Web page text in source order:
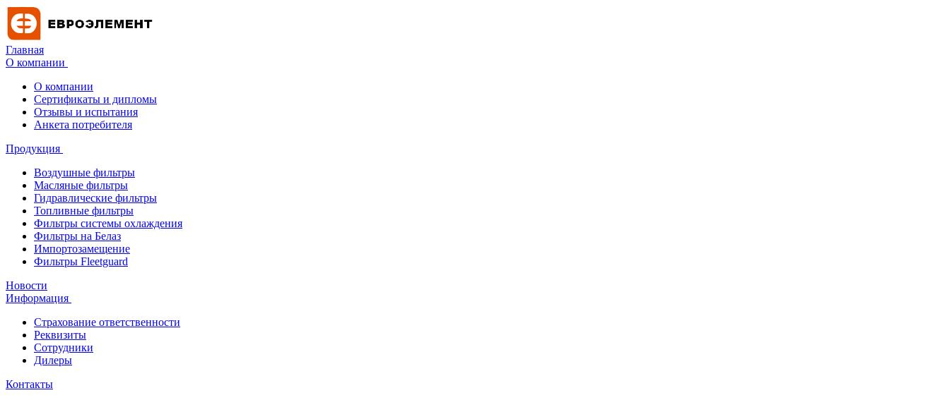
Главная
О компании
О компании
Сертификаты и дипломы
Отзывы и испытания
Анкета потребителя
Продукция
Воздушные фильтры
Масляные фильтры
Гидравлические фильтры
Топливные фильтры
Фильтры системы охлаждения
Фильтры на Белаз
Импортозамещение
Фильтры Fleetguard
Новости
Информация
Страхование ответственности
Реквизиты
Сотрудники
Дилеры
Контакты